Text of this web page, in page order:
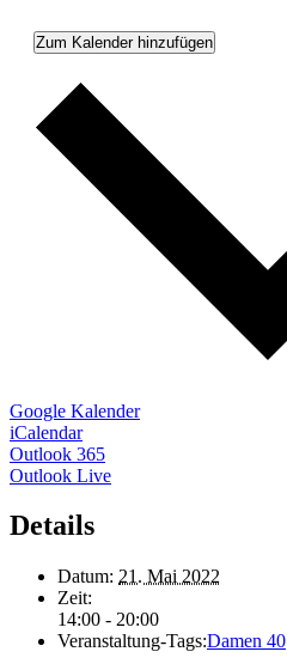
Zum Kalender hinzufügen
Google Kalender
iCalendar
Outlook 365
Outlook Live
Details
Datum: 21. Mai 2022
Zeit:
14:00 - 20:00
Veranstaltung-Tags:Damen 40